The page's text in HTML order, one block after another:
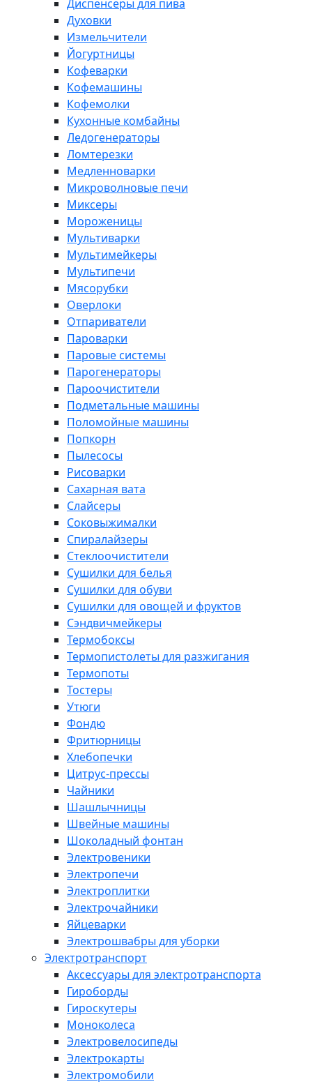
Диспенсеры для пива
Духовки
Измельчители
Йогуртницы
Кофеварки
Кофемашины
Кофемолки
Кухонные комбайны
Ледогенераторы
Ломтерезки
Медленноварки
Микроволновые печи
Миксеры
Мороженицы
Мультиварки
Мультимейкеры
Мультипечи
Мясорубки
Оверлоки
Отпариватели
Пароварки
Паровые системы
Парогенераторы
Пароочистители
Подметальные машины
Поломойные машины
Попкорн
Пылесосы
Рисоварки
Сахарная вата
Слайсеры
Соковыжималки
Спиралайзеры
Стеклоочистители
Сушилки для белья
Сушилки для обуви
Сушилки для овощей и фруктов
Сэндвичмейкеры
Термобоксы
Термопистолеты для разжигания
Термопоты
Тостеры
Утюги
Фондю
Фритюрницы
Хлебопечки
Цитрус-прессы
Чайники
Шашлычницы
Швейные машины
Шоколадный фонтан
Электровеники
Электропечи
Электроплитки
Электрочайники
Яйцеварки
Электрошвабры для уборки
Электротранспорт
Аксессуары для электротранспорта
Гироборды
Гироскутеры
Моноколеса
Электровелосипеды
Электрокарты
Электромобили